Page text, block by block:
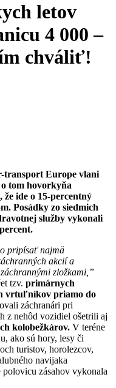
letov
4 000 –
chváliť!
transport Europe vlani
tom hovorkyňa
ide o 15-percentný
Posádky zo siedmich
služby vykonali
pripísať najmä
akcií a
zložkami,”
tzv. primárnych
vrtuľníkov priamo do
záchranári pri
z nehôd vozidiel ošetrili aj
kolobežkárov. V teréne
ako sú hory, lesy či
turistov, horolezcov,
navijaka
polovicu zásahov vykonala